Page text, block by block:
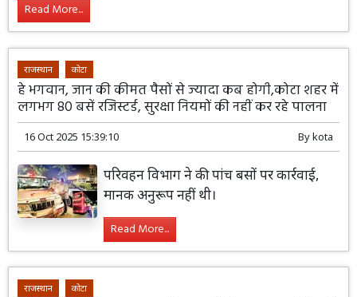
Read More...
राजस्थान कोटा
हे भगवान, जान की कीमत पैसों से ज्यादा कब होगी,कोटा शहर में
लगभग 80 बसें रजिस्टर्ड, सुरक्षा नियमों की नहीं कर रहे पालना
16 Oct 2025 15:39:10 Bykota
परिवहन विभाग ने की पांच बसों पर कार्रवाई,
मानक अनुरूप नहीं थी।
Read More...
राजस्थान कोटा